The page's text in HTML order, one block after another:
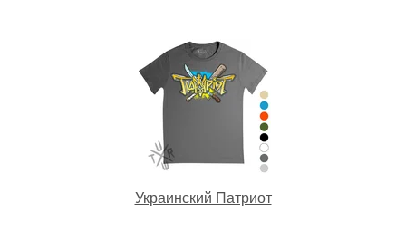
Украинский Патриот